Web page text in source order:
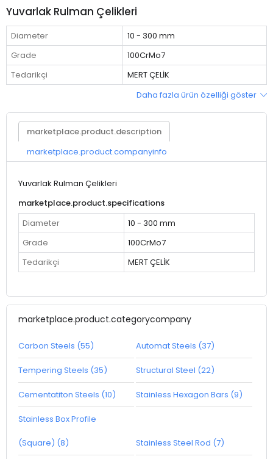
Yuvarlak Rulman Çelikleri
Diameter
10 - 300 mm
Grade
100CrMo7
Tedarikçi
MERT ÇELİK
Daha fazla ürün özelliği göster
marketplace.product.description
marketplace.product.companyinfo
Yuvarlak Rulman Çelikleri
marketplace.product.specifications
Diameter
10 - 300 mm
Grade
100CrMo7
Tedarikçi
MERT ÇELİK
marketplace.product.categorycompany
Carbon Steels (55) Automat Steels (37)
Tempering Steels (35) Structural Steel (22)
Cementatiton Steels (10) Stainless Hexagon Bars (9)
Stainless Box Profile
(Square) (8) Stainless Steel Rod (7)